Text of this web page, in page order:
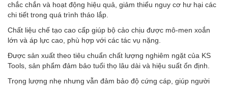
chắc chắn và hoạt động hiệu quả, giảm thiểu nguy cơ hư hại các
chi tiết trong quá trình tháo lắp.
Chất liệu chế tạo cao cấp giúp bộ cảo chịu được mô-men xoắn
lớn và áp lực cao, phù hợp với các tác vụ nặng.
Được sản xuất theo tiêu chuẩn chất lượng nghiêm ngặt của KS
Tools, sản phẩm đảm bảo tuổi thọ lâu dài và hiệu suất ổn định.
Trọng lượng nhẹ nhưng vẫn đảm bảo độ cứng cáp, giúp người